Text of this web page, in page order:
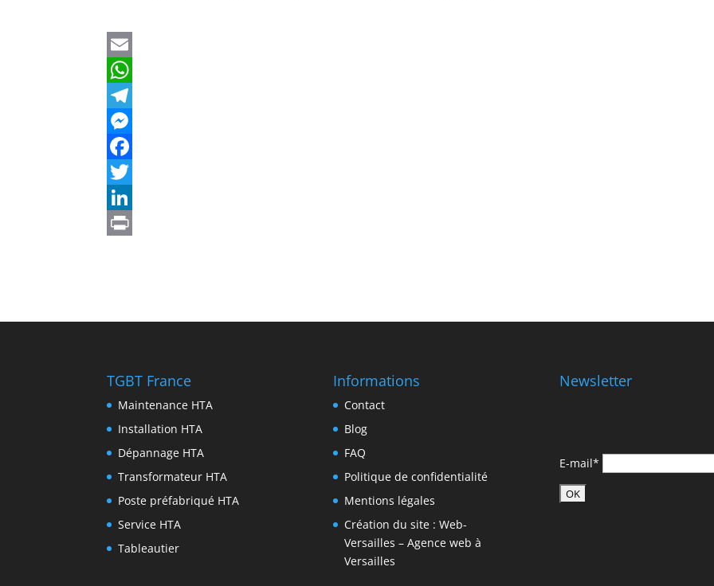
TGBT France
Maintenance HTA
Installation HTA
Dépannage HTA
Transformateur HTA
Poste préfabriqué HTA
Service HTA
Tableautier
Informations
Contact
Blog
FAQ
Politique de confidentialité
Mentions légales
Création du site : Web-
Versailles – Agence web à
Versailles
Newsletter
E-mail*